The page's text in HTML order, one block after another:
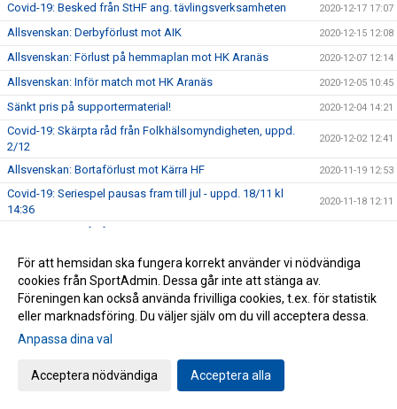
Covid-19: Besked från StHF ang. tävlingsverksamheten 2020-12-17 17:07
Allsvenskan: Derbyförlust mot AIK 2020-12-15 12:08
Allsvenskan: Förlust på hemmaplan mot HK Aranäs 2020-12-07 12:14
Allsvenskan: Inför match mot HK Aranäs 2020-12-05 10:45
Sänkt pris på supportermaterial! 2020-12-04 14:21
Covid-19: Skärpta råd från Folkhälsomyndigheten, uppd.
2/12
2020-12-02 12:41
Allsvenskan: Bortaförlust mot Kärra HF 2020-11-19 12:53
Covid-19: Seriespel pausas fram till jul - uppd. 18/11 kl
14:36
2020-11-18 12:11
Allsvenskan: Förlust i bortamötet med Eskilstuna Guif IF 2020-11-09 16:48
Allsvenskan: Tung bortaförlust mot Tyresö 2020-10-27 14:45
Allsvenskan: Fortsatt tungt för våra damer
Allsvenskan: GT Söder alltjämt poänglöst
Allsvenskan: Inför match mot Eslövs IK
Allsvenskan: Uddamålsförlust i bortamötet med IF Hallby
För att hemsidan ska fungera korrekt använder vi nödvändiga
cookies från SportAdmin. Dessa går inte att stänga av.
Föreningen kan också använda frivilliga cookies, t.ex. för statistik
eller marknadsföring. Du väljer själv om du vill acceptera dessa.
Anpassa dina val
Acceptera nödvändiga Acceptera alla